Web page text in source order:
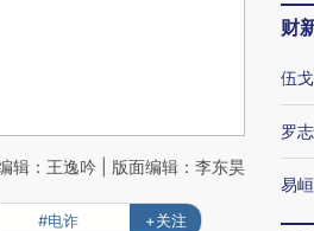
辑：王逸吟 | 版面编辑：李东昊
#电诈 +关注
财
伍戈
罗
易峘